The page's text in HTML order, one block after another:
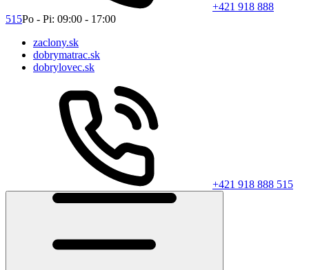
+421 918 888
515Po - Pi: 09:00 - 17:00
zaclony.sk
dobrymatrac.sk
dobrylovec.sk
+421 918 888 515